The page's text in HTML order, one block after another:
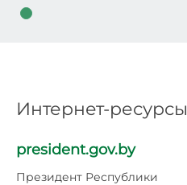
Интернет-ресурсы
president.gov.by
Президент Республики